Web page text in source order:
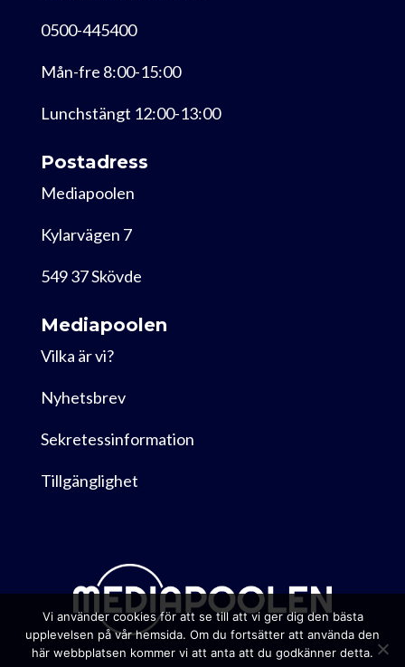
0500-445400
Mån-fre 8:00-15:00
Lunchstängt 12:00-13:00
Postadress
Mediapoolen
Kylarvägen 7
549 37 Skövde
Mediapoolen
Vilka är vi?
Nyhetsbrev
Sekretessinformation
Tillgänglighet
Vi använder cookies för att se till att vi ger dig den bästa
upplevelsen på vår hemsida. Om du fortsätter att använda den
här webbplatsen kommer vi att anta att du godkänner detta.